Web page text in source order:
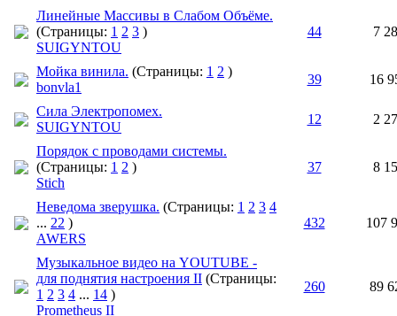
Линейные Массивы в Слабом Объёме.
(Страницы: 1 2 3 )
SUIGYNTOU
44 7
Мойка винила. (Страницы: 1 2 )
bonvla1
39 16
Сила Электропомех.
SUIGYNTOU
12 2
Порядок с проводами системы.
(Страницы: 1 2 )
Stich
37 8
Неведома зверушка. (Страницы: 1 2 3 4
... 22 )
AWERS
432 107
Музыкальное видео на YOUTUBE -
для поднятия настроения II (Страницы:
1 2 3 4 ... 14 )
Prometheus II
260 89